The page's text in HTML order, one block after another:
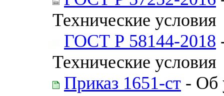
Технические условия
ГОСТ Р 58144-2018
Технические условия
Приказ 1651-ст - Об